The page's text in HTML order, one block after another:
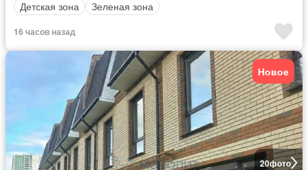
Детская зона
Зеленая зона
16 часов назад
20фото
Новое